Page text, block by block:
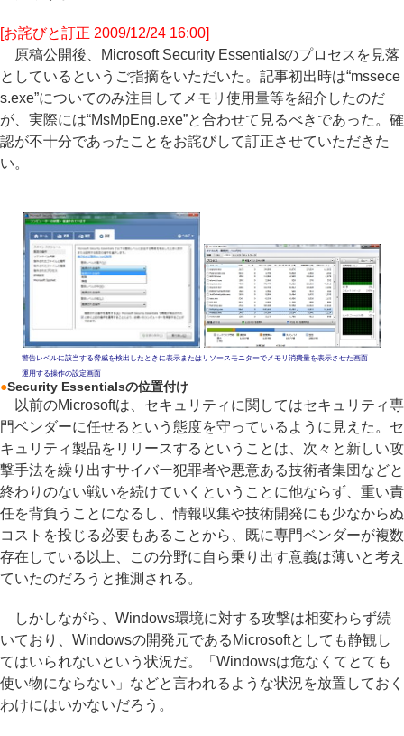
[お詫びと訂正 2009/12/24 16:00]
原稿公開後、Microsoft Security Essentialsのプロセスを見落
としているというご指摘をいただいた。記事初出時は“mssece
s.exe”についてのみ注目してメモリ使用量等を紹介したのだ
が、実際には“MsMpEng.exe”と合わせて見るべきであった。確
認が不十分であったことをお詫びして訂正させていただきた
い。
警告レベルに該当する脅威を検出したときに表示または
運用する操作の設定画面
リソースモニターでメモリ消費量を表示させた画面
●Security Essentialsの位置付け
以前のMicrosoftは、セキュリティに関してはセキュリティ専
門ベンダーに任せるという態度を守っているように見えた。セ
キュリティ製品をリリースするということは、次々と新しい攻
撃手法を繰り出すサイバー犯罪者や悪意ある技術者集団などと
終わりのない戦いを続けていくということに他ならず、重い責
任を背負うことになるし、情報収集や技術開発にも少なからぬ
コストを投じる必要もあることから、既に専門ベンダーが複数
存在している以上、この分野に自ら乗り出す意義は薄いと考え
ていたのだろうと推測される。
しかしながら、Windows環境に対する攻撃は相変わらず続
いており、Windowsの開発元であるMicrosoftとしても静観し
てはいられないという状況だ。「Windowsは危なくてとても
使い物にならない」などと言われるような状況を放置しておく
わけにはいかないだろう。